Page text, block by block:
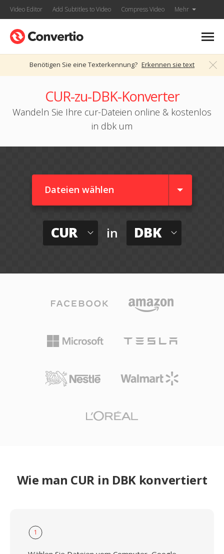
Video Editor Add Subtitles to Video Compress Video Mehr
Benötigen Sie eine Texterkennung? Erkennen sie text
CUR-zu-DBK-Konverter
Wandeln Sie Ihre cur-Dateien online & kostenlos
in dbk um
Dateien wählen
CUR in DBK
Wie man CUR in DBK konvertiert
1